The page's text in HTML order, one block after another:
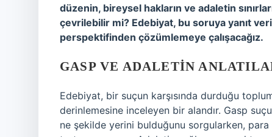
düzenin, bireysel hakların ve adaletin
çevrilebilir mi? Edebiyat, bu soruya yanıt
perspektifinden çözümlemeye çalışacağız.
GASP VE ADALETIN
Edebiyat, bir suçun karşısında durduğu
derinlemesine inceleyen bir alandır. Gasp
ne şekilde yerini bulduğunu sorgularken,